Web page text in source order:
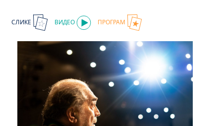
СЛИКЕ ВИДЕО ПРОГРАМ